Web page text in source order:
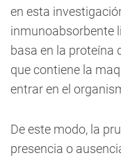
en esta
inmunoabsorbente
basa en la proteína
que contiene la
entrar en el
De este modo, la
presencia o